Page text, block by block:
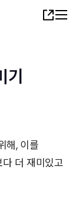
Share
기
해, 이를
더 재미있고